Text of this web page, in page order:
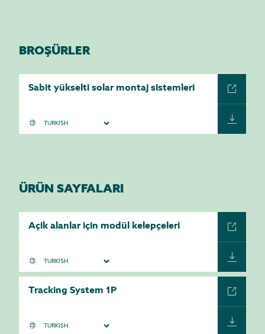
BROŞÜRLER
Sabit yükselti solar montaj sistemleri
ÜRÜN SAYFALARI
Açik alanlar için modül kelepçeleri
Tracking System 1P